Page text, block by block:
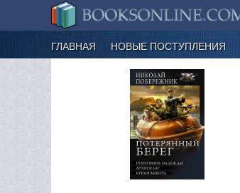
ГЛАВНАЯ НОВЫЕ ПОСТУПЛЕНИЯ